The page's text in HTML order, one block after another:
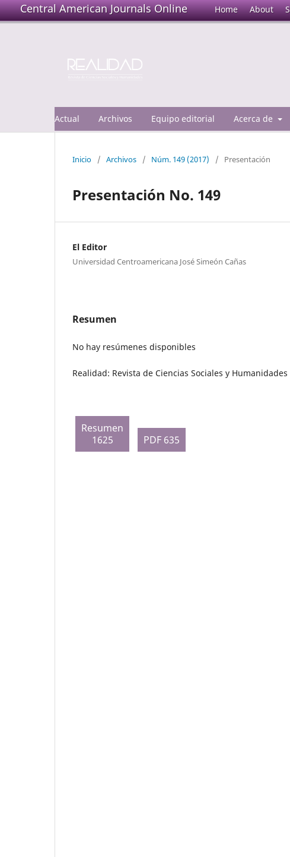
Central American Journals Online Home About
Actual Archivos Equipo editorial Acerca de
Inicio / Archivos / Núm. 149 (2017) / Presentación
Presentación No. 149
El Editor
Universidad Centroamericana José Simeón Cañas
Resumen
No hay resúmenes disponibles
Realidad: Revista de Ciencias Sociales y Humanidades
Resumen
1625
PDF 635